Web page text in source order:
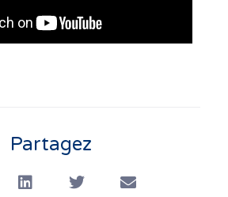
Partagez